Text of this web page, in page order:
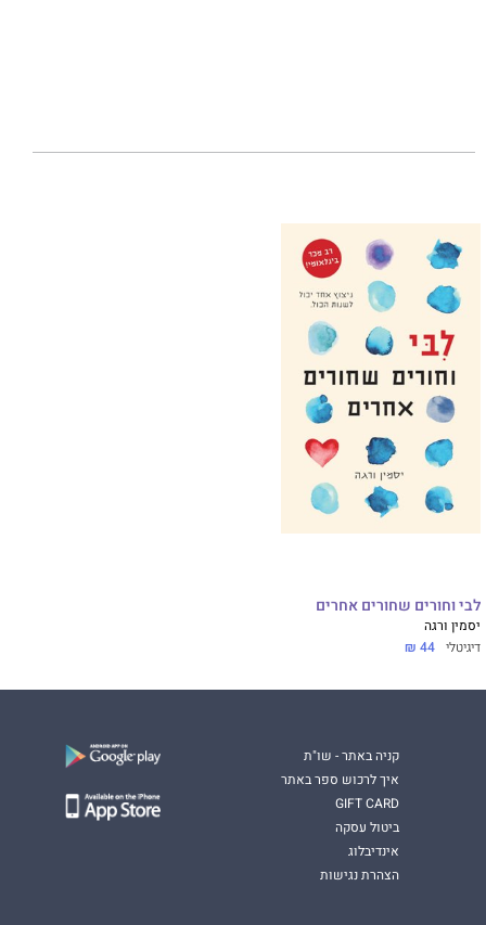
לבי וחורים שחורים אחרים
יסמין ורגה
דיגיטלי 44 ₪
קניה באתר - שו"ת
איך לרכוש ספר באתר
GIFT CARD
ביטול עסקה
אינדיבלוג
הצהרת נגישות